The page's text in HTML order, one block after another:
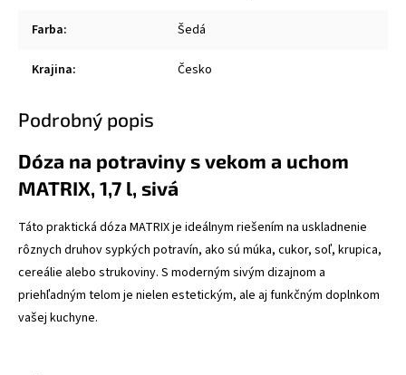
Farba: Šedá
Krajina: Česko
Podrobný popis
Dóza na potraviny s vekom a uchom
MATRIX, 1,7 l, sivá
Táto praktická dóza MATRIX je ideálnym riešením na uskladnenie
rôznych druhov sypkých potravín, ako sú múka, cukor, soľ, krupica,
cereálie alebo strukoviny. S moderným sivým dizajnom a
priehľadným telom je nielen estetickým, ale aj funkčným doplnkom
vašej kuchyne.